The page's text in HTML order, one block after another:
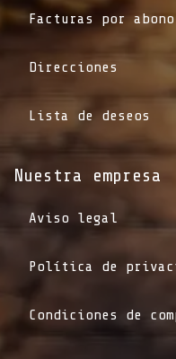
Facturas por abono
Direcciones
Lista de deseos
Nuestra empresa
Aviso legal
Política de
Condiciones de